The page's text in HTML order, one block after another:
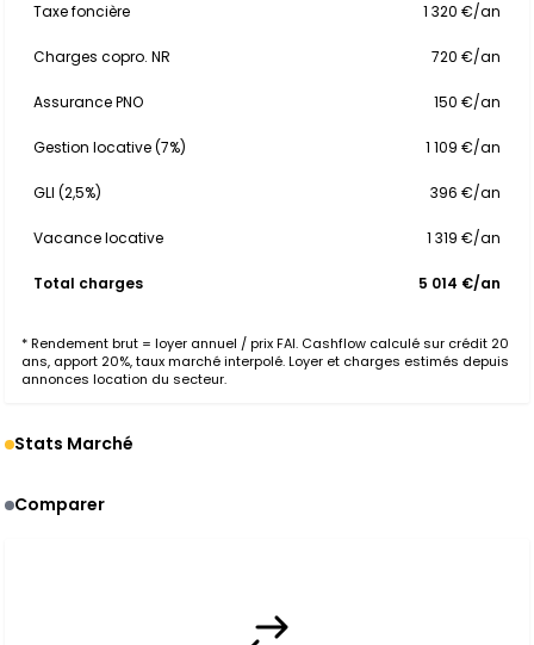
Taxe foncière 1 320 €/an
Charges copro. NR 720 €/an
Assurance PNO 150 €/an
Gestion locative (7%) 1 109 €/an
GLI (2,5%) 396 €/an
Vacance locative 1 319 €/an
Total charges 5 014 €/an
* Rendement brut = loyer annuel / prix FAI. Cashflow calculé sur crédit 20
ans, apport 20%, taux marché interpolé. Loyer et charges estimés depuis
annonces location du secteur.
Stats Marché
Comparer